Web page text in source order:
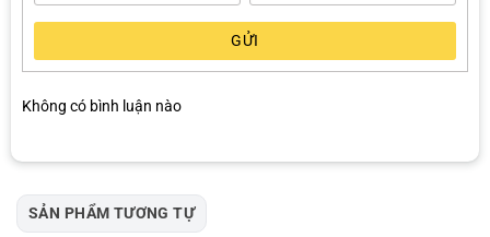
SẢN PHẨM TƯƠNG TỰ
GỬI
Không có bình luận nào